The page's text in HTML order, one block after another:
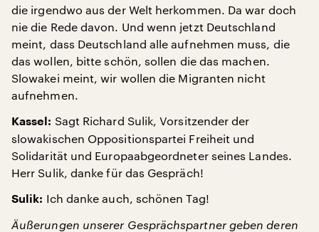
die irgendwo aus der Welt herkommen. Da war doch
nie die Rede davon. Und wenn jetzt Deutschland
meint, dass Deutschland alle aufnehmen muss, die
das wollen, bitte schön, sollen die das machen.
Slowakei meint, wir wollen die Migranten nicht
aufnehmen.
Kassel: Sagt Richard Sulik, Vorsitzender der
slowakischen Oppositionspartei Freiheit und
Solidarität und Europaabgeordneter seines Landes.
Herr Sulik, danke für das Gespräch!
Sulik: Ich danke auch, schönen Tag!
Äußerungen unserer Gesprächspartner geben deren